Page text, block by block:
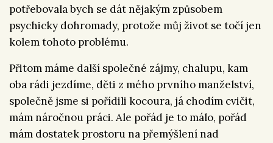
potřebovala bych se dát nějakým způsobem
psychicky dohromady, protože můj život se točí jen
kolem tohoto problému.
Přitom máme další společné zájmy, chalupu, kam
oba rádi jezdíme, děti z mého prvního manželství,
společně jsme si pořídili kocoura, já chodím cvičit,
mám náročnou práci. Ale pořád je to málo, pořád
mám dostatek prostoru na přemýšlení nad